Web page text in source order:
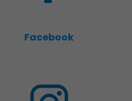
Facebook